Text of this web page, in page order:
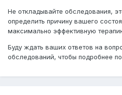
Не откладывайте обследования,
определить причину вашего
максимально эффективную
Буду ждать ваших ответов на
обследований, чтобы подробнее